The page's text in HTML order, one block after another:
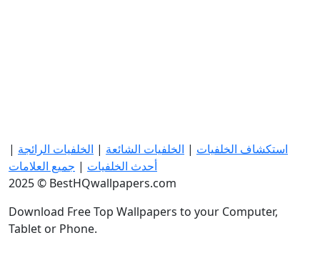
استكشاف الخلفيات | الخلفيات الشائعة | الخلفيات الرائجة |
أحدث الخلفيات | جميع العلامات
2025 © BestHQwallpapers.com
Download Free Top Wallpapers to your Computer,
Tablet or Phone.